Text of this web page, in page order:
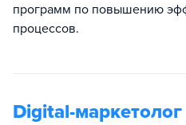
программ по повышению
процессов.
Digital-маркетолог